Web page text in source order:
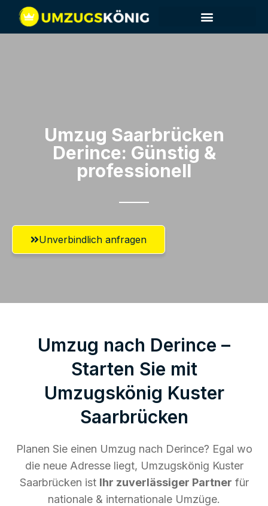
Umzug Saarbrücken​
Derince: Günstig &
professionell​
Unverbindlich anfragen
Umzug nach Derince –
Starten Sie mit
Umzugskönig Kuster
Saarbrücken
Planen Sie einen Umzug nach Derince? Egal wo
die neue Adresse liegt, Umzugskönig Kuster
Saarbrücken ist Ihr zuverlässiger Partner für
nationale & internationale Umzüge.